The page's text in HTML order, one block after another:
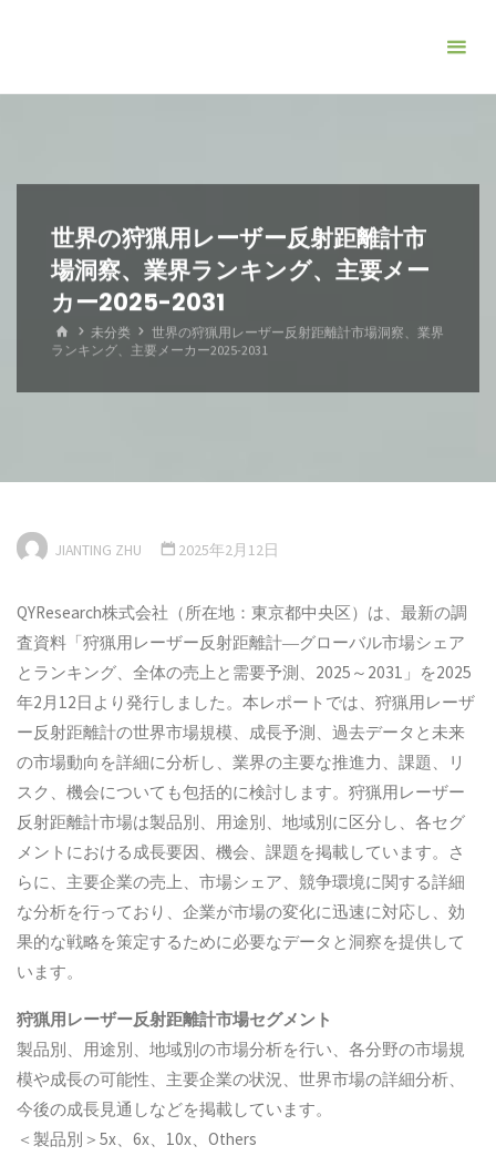
世界の狩猟用レーザー反射距離計市
場洞察、業界ランキング、主要メー
カー2025-2031
ホ
ー
未分类
世界の狩猟用レーザー反射距離計市場洞察、業界
ランキング、主要メーカー2025-2031
JIANTING ZHU 2025年2月12日
QYResearch株式会社（所在地：東京都中央区）は、最新の調
査資料「狩猟用レーザー反射距離計―グローバル市場シェア
とランキング、全体の売上と需要予測、2025～2031」を2025
年2月12日より発行しました。本レポートでは、狩猟用レーザ
ー反射距離計の世界市場規模、成長予測、過去データと未来
の市場動向を詳細に分析し、業界の主要な推進力、課題、リ
スク、機会についても包括的に検討します。狩猟用レーザー
反射距離計市場は製品別、用途別、地域別に区分し、各セグ
メントにおける成長要因、機会、課題を掲載しています。さ
らに、主要企業の売上、市場シェア、競争環境に関する詳細
な分析を行っており、企業が市場の変化に迅速に対応し、効
果的な戦略を策定するために必要なデータと洞察を提供して
います。
狩猟用レーザー反射距離計市場セグメント
製品別、用途別、地域別の市場分析を行い、各分野の市場規
模や成長の可能性、主要企業の状況、世界市場の詳細分析、
今後の成長見通しなどを掲載しています。
＜製品別＞5x、6x、10x、Others